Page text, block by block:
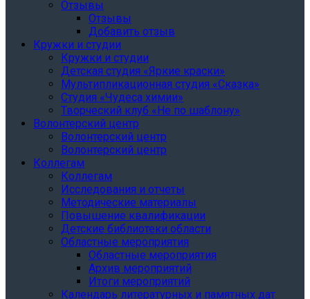
Отзывы
Отзывы
Добавить отзыв
Кружки и студии
Кружки и студии
Детская студия «Яркие краски»
Мультипликационная студия «Сказка»
Студия «Чудеса химии»
Творческий клуб «Не по шаблону»
Волонтерский центр
Волонтерский центр
Волонтерский центр
Коллегам
Коллегам
Исследования и отчеты
Методические материалы
Повышение квалификации
Детские библиотеки области
Областные мероприятия
Областные мероприятия
Архив мероприятий
Итоги мероприятий
Календарь литературных и памятных дат